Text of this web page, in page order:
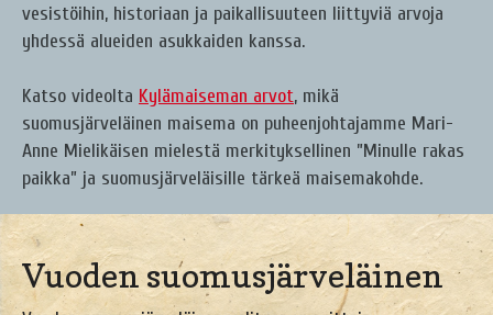
vesistöihin, historiaan ja paikallisuuteen liittyviä arvoja
yhdessä alueiden asukkaiden kanssa.
Katso videolta Kylämaiseman arvot, mikä
suomusjärveläinen maisema on puheenjohtajamme Mari-
Anne Mielikäisen mielestä merkityksellinen ”Minulle rakas
paikka” ja suomusjärveläisille tärkeä maisemakohde.
Vuoden suomusjärveläinen